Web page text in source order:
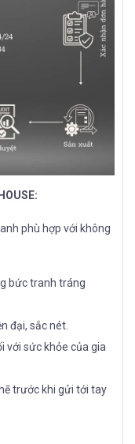
phù hợp với không
bức tranh tráng
đại, sắc nét.
với sức khỏe của gia
trước khi gửi tới tay